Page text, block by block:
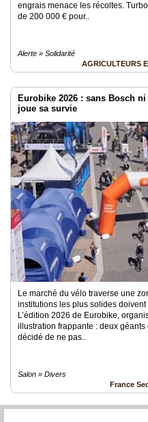
engrais menace les récoltes.
de 200 000 € pour..
Alerte » Solidarité
AGRICULTEURS
Eurobike 2026 : sans Bosch
joue sa survie
Le marché du vélo traverse une
institutions les plus solides
L’édition 2026 de Eurobike,
illustration frappante : deux
décidé de ne pas..
Salon » Divers
France